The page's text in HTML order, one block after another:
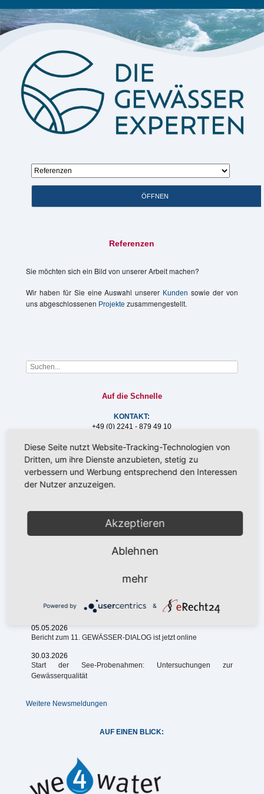
Zielseite
ÖFFNEN
Referenzen
Sie möchten sich ein Bild von unserer Arbeit machen?
Wir haben für Sie eine Auswahl unserer Kunden sowie der von
uns abgeschlossenen Projekte zusammengestellt.
Auf die Schnelle
KONTAKT:
+49 (0) 2241 - 879 49 10
AKTUELL:
Abschluss der Kartiersaison 2025/2026 der Gewässerstruktur
05.05.2026
Bericht zum 11. GEWÄSSER-DIALOG ist jetzt online
30.03.2026
Start der See-Probenahmen: Untersuchungen zur
Gewässerqualität
Weitere Newsmeldungen
AUF EINEN BLICK:
Diese Seite nutzt Website-Tracking-Technologien von
Dritten, um ihre Dienste anzubieten, stetig zu
verbessern und Werbung entsprechend den Interessen
der Nutzer anzuzeigen.
Akzeptieren
Ablehnen
mehr
Powered by &